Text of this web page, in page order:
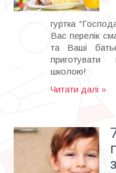
гуртка
Вас перелік
та Ваші
школою!
Читати далі »